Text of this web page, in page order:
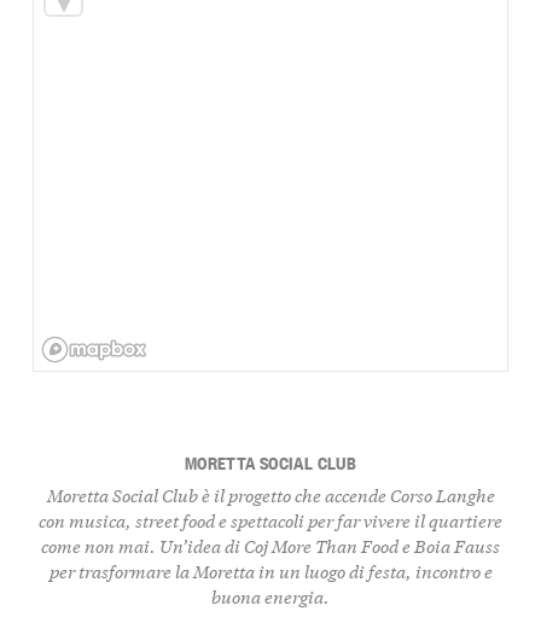
MORETTA SOCIAL CLUB
Moretta Social Club è il progetto che accende Corso Langhe
con musica, street food e spettacoli per far vivere il quartiere
come non mai. Un’idea di Coj More Than Food e Boia Fauss
per trasformare la Moretta in un luogo di festa, incontro e
buona energia.